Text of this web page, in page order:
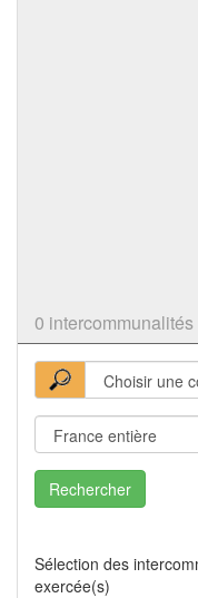
0 intercommunalités
Rechercher
Sélection des
exercée(s)